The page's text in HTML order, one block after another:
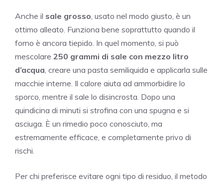
Anche il sale grosso, usato nel modo giusto, è un
ottimo alleato. Funziona bene soprattutto quando il
forno è ancora tiepido. In quel momento, si può
mescolare 250 grammi di sale con mezzo litro
d’acqua, creare una pasta semiliquida e applicarla sulle
macchie interne. Il calore aiuta ad ammorbidire lo
sporco, mentre il sale lo disincrosta. Dopo una
quindicina di minuti si strofina con una spugna e si
asciuga. È un rimedio poco conosciuto, ma
estremamente efficace, e completamente privo di
rischi.
Per chi preferisce evitare ogni tipo di residuo, il metodo